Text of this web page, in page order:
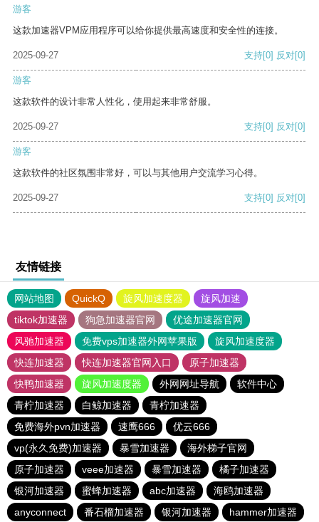
游客
这款加速器VPM应用程序可以给你提供最高速度和安全性的连接。
2025-09-27 支持[0] 反对[0]
游客
这款软件的设计非常人性化，使用起来非常舒服。
2025-09-27 支持[0] 反对[0]
游客
这款软件的社区氛围非常好，可以与其他用户交流学习心得。
2025-09-27 支持[0] 反对[0]
友情链接
网站地图 QuickQ 旋风加速度器
旋风加速
tiktok加速器
狗急加速器官网
优途加速器官网
风驰加速器
免费vps加速器外网苹果版
旋风加速度器
快连加速器
快连加速器官网入口
原子加速器
快鸭加速器
旋风加速度器 外网网址导航
软件中心
青柠加速器
白鲸加速器
青柠加速器
免费海外pvn加速器
速鹰666
优云666
vp(永久免费)加速器
暴雪加速器
海外梯子官网
原子加速器
veee加速器 暴雪加速器
橘子加速器
银河加速器
蜜蜂加速器 abc加速器
海鸥加速器
anyconnect
番石榴加速器 银河加速器 hammer加速器